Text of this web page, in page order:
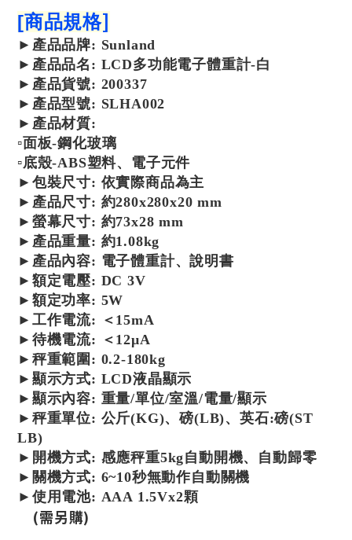
[商品規格]
► 產品品牌: Sunland
► 產品品名: LCD多功能電子體重計-白
► 產品貨號: 200337
► 產品型號: SLHA002
► 產品材質:
▫面板-鋼化玻璃
▫底殼-ABS塑料、電子元件
►包裝尺寸: 依實際商品為主
►產品尺寸: 約280x280x20 mm
► 螢幕尺寸: 約73x28 mm
►產品重量: 約1.08kg
►產品內容: 電子體重計、說明書
►額定電壓: DC 3V
► 額定功率: 5W
► 工作電流: ＜15mA
► 待機電流: ＜12μA
► 秤重範圍 : 0.2-180kg
► 顯示方式: LCD液晶顯示
► 顯示內容: 重量/單位/室溫/電量/顯示
► 秤重單位: 公斤(KG)、磅(LB)、英石:磅(ST
LB)
► 開機方式: 感應秤重5kg自動開機、自動歸零
► 關機方式: 6~10秒無動作自動關機
► 使用電池: AAA 1.5Vx2顆
(需另購)